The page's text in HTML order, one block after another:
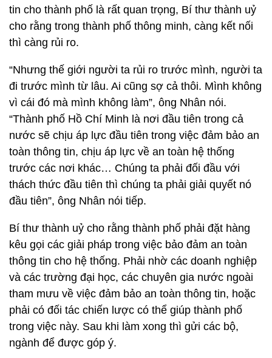
tin cho thành phố là rất quan trọng, Bí thư thành uỷ
cho rằng trong thành phố thông minh, càng kết nối
thì càng rủi ro.
“Nhưng thế giới người ta rủi ro trước mình, người ta
đi trước mình từ lâu. Ai cũng sợ cả thôi. Mình không
vì cái đó mà mình không làm”, ông Nhân nói.
“Thành phố Hồ Chí Minh là nơi đầu tiên trong cả
nước sẽ chịu áp lực đầu tiên trong việc đảm bảo an
toàn thông tin, chịu áp lực về an toàn hệ thống
trước các nơi khác… Chúng ta phải đối đầu với
thách thức đầu tiên thì chúng ta phải giải quyết nó
đầu tiên”, ông Nhân nói tiếp.
Bí thư thành uỷ cho rằng thành phố phải đặt hàng
kêu gọi các giải pháp trong việc bảo đảm an toàn
thông tin cho hệ thống. Phải nhờ các doanh nghiệp
và các trường đại học, các chuyên gia nước ngoài
tham mưu về việc đảm bảo an toàn thông tin, hoặc
phải có đối tác chiến lược có thể giúp thành phố
trong việc này. Sau khi làm xong thì gửi các bộ,
ngành để được góp ý.